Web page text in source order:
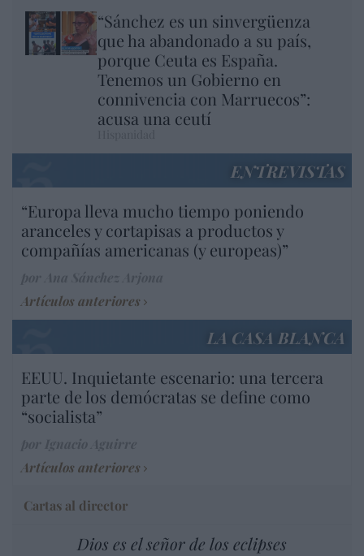
“Sánchez es un sinvergüenza
que ha abandonado a su país,
porque Ceuta es España.
Tenemos un Gobierno en
connivencia con Marruecos”:
acusa una ceutí
ENTREVISTAS
“Europa lleva mucho tiempo poniendo
aranceles y cortapisas a productos y
compañías americanas (y europeas)”
Artículos anteriores
LA CASA BLANCA
EEUU. Inquietante escenario: una tercera
parte de los demócratas se define como
“socialista”
Artículos anteriores
Cartas al director
Dios es el señor de los eclipses